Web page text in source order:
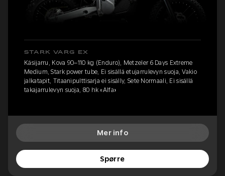
STARK VARG EX
Käsijarru, Kova 90–110 kg (Enduro), Metzeler 6 Days Extreme
Medium, Stark power tube, Ei sisällä etujarrulevyn suoja, Vakio
jalkatapit, Titaanipulttisarja ei sisälly, Sete Normaali, Ei sisällä
takajarrulevyn suoja, 80 hk «Alfa»
Mer info
Spørre